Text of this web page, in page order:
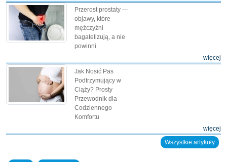
Przerost prostaty —
objawy, które
mężczyźni
bagatelizują, a nie
powinni
więcej
Jak Nosić Pas
Podtrzymujący w
Ciąży? Prosty
Przewodnik dla
Codziennego
Komfortu
więcej
Wszystkie artykuły